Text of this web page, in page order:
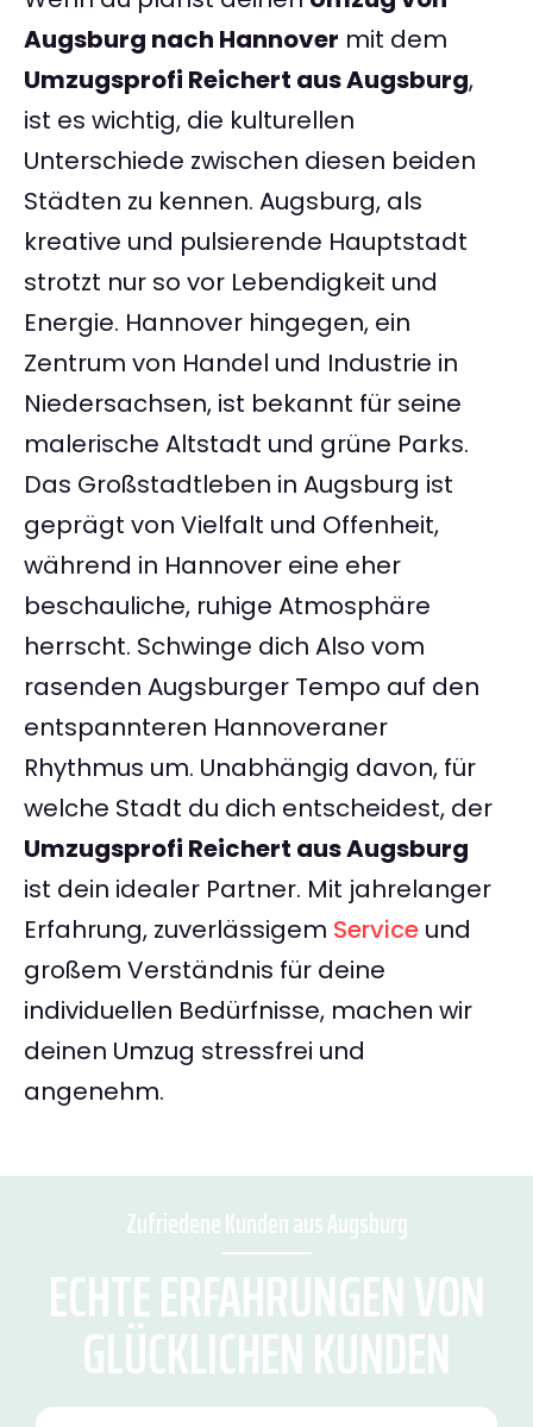
Augsburg nach Hannover mit dem
Umzugsprofi Reichert aus Augsburg,
ist es wichtig, die kulturellen
Unterschiede zwischen diesen beiden
Städten zu kennen. Augsburg, als
kreative und pulsierende Hauptstadt
strotzt nur so vor Lebendigkeit und
Energie. Hannover hingegen, ein
Zentrum von Handel und Industrie in
Niedersachsen, ist bekannt für seine
malerische Altstadt und grüne Parks.
Das Großstadtleben in Augsburg ist
geprägt von Vielfalt und Offenheit,
während in Hannover eine eher
beschauliche, ruhige Atmosphäre
herrscht. Schwinge dich Also vom
rasenden Augsburger Tempo auf den
entspannteren Hannoveraner
Rhythmus um. Unabhängig davon, für
welche Stadt du dich entscheidest, der
Umzugsprofi Reichert aus Augsburg
ist dein idealer Partner. Mit jahrelanger
Erfahrung, zuverlässigem Service und
großem Verständnis für deine
individuellen Bedürfnisse, machen wir
deinen Umzug stressfrei und
angenehm.
Zufriedene Kunden aus Augsburg
ECHTE ERFAHRUNGEN VON
GLÜCKLICHEN KUNDEN